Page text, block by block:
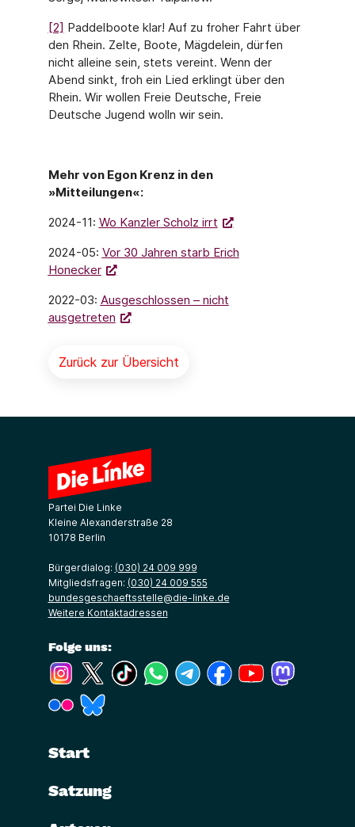
[2] Paddelboote klar! Auf zu froher Fahrt über
den Rhein. Zelte, Boote, Mägdelein, dürfen
nicht alleine sein, stets vereint. Wenn der
Abend sinkt, froh ein Lied erklingt über den
Rhein. Wir wollen Freie Deutsche, Freie
Deutsche Jugend wolln wir sein.
Mehr von Egon Krenz in den
»Mitteilungen«:
2024-11: Wo Kanzler Scholz irrt
2024-05: Vor 30 Jahren starb Erich
Honecker
2022-03: Ausgeschlossen – nicht
ausgetreten
Zurück zur Übersicht
Partei Die Linke
Kleine Alexanderstraße 28
10178 Berlin
Bürgerdialog: (030) 24 009 999
Mitgliedsfragen: (030) 24 009 555
bundesgeschaeftsstelle@die-linke.de
Weitere Kontaktadressen
Folge uns:
(Link öffnet ein neues Fenster)
(Link öffnet ein neues Fenster)
(Link öffnet ein neues Fenster)
(Link öffnet ein neues Fenster)
(Link öffnet ein neues Fenster)
(Link öffnet ein neues
(Link öffnet ein
(Link öffnet ein neues Fenster)
Start
Satzung